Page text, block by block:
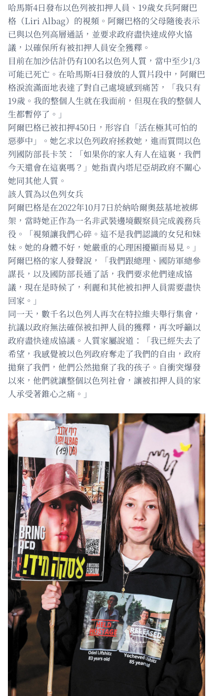
哈馬斯4日發布以色列被扣押人員、19歲女兵阿爾巴
格（Liri Albag）的視頻。阿爾巴格的父母隨後表示
已與以色列高層通話，並要求政府盡快達成停火協
議，以確保所有被扣押人員安全獲釋。
目前在加沙估計仍有100名以色列人質，當中至少1/3
可能已死亡。在哈馬斯4日發放的人質片段中，阿爾巴
格淚流滿面地表達了對自己處境感到痛苦，「我只有
19歲。我的整個人生就在我面前，但現在我的整個人
生都暫停了。」
阿爾巴格已被扣押450日，形容自「活在極其可怕的
惡夢中」。她乞求以色列政府拯救她，進而質問以色
列國防部長卡茨：「如果你的家人有人在這裏，我們
今天還會在這裏嗎？」她指責內塔尼亞胡政府不關心
她同其他人質。
該人質為以色列女兵
阿爾巴格是在2022年10月7日於納哈爾奧茲基地被綁
架，當時她正作為一名非武裝邊境觀察員完成義務兵
役。「視頻讓我們心碎。這不是我們認識的女兒和妹
妹。她的身體不好，她嚴重的心理困擾顯而易見。」
阿爾巴格的家人發聲說，「我們跟總理、國防軍總參
謀長，以及國防部長通了話，我們要求他們達成協
議，現在是時候了，利麗和其他被扣押人員需要盡快
回家。」
同一天，數千名以色列人再次在特拉維夫舉行集會，
抗議以政府無法確保被扣押人員的獲釋，再次呼籲以
政府盡快達成協議。人質家屬說道：「我已經失去了
希望，我感覺被以色列政府奪走了我們的自由，政府
拋棄了我們，他們公然拋棄了我的孩子。自衝突爆發
以來，他們就讓整個以色列社會，讓被扣押人員的家
人承受著錐心之痛。」